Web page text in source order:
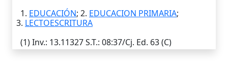
1. EDUCACIÓN; 2. EDUCACION PRIMARIA;
3. LECTOESCRITURA
(1)Inv.: 13.11327S.T.: 08:37/Cj. Ed. 63 (C)